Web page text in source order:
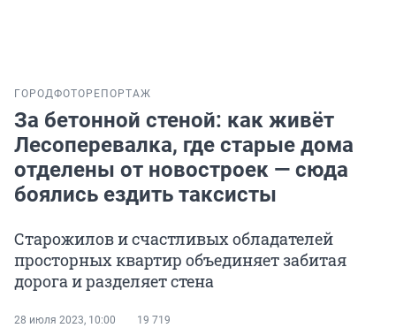
ГОРОДФОТОРЕПОРТАЖ
За бетонной стеной: как живёт
Лесоперевалка, где старые дома
отделены от новостроек — сюда
боялись ездить таксисты
Старожилов и счастливых обладателей
просторных квартир объединяет забитая
дорога и разделяет стена
28 июля 2023, 10:00 19 719